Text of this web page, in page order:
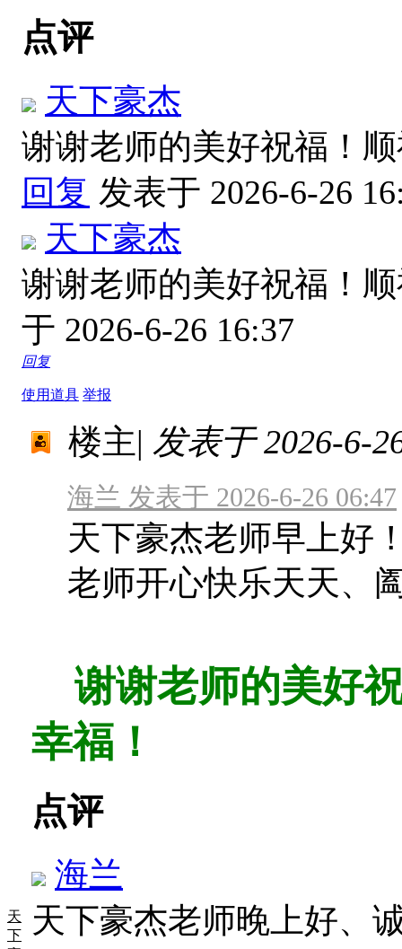
点评
天下豪杰
谢谢老师的美好祝福！
回复 发表于 2026-6-26
天下豪杰
谢谢老师的美好祝福！
于 2026-6-26 16:37
回复
使用道具 举报
天
下
楼主| 发表于 2026-6-
海兰 发表于 2026-6-26 06:47
天下豪杰老师早上好
老师开心快乐天天、
谢谢老师的美好
幸福！
点评
海兰
天下豪杰老师晚上好、